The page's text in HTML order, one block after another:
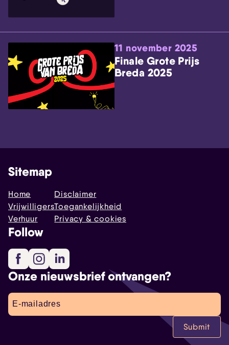
11 november 2025
Finale Grote Prijs
Breda 2025
Sitemap
Home
Vrijwilligers
Verhuur
Disclaimer
Toegankelijkheid
Privacy & cookies
Follow
FacebookInstagram
Onze nieuwsbrief ontvangen?